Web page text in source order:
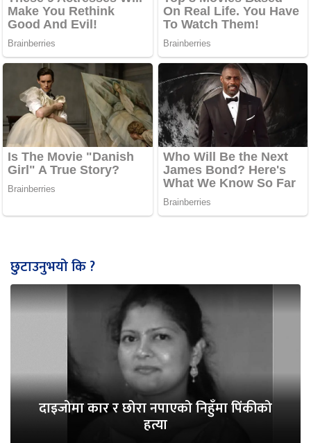
छुटाउनुभयो कि ?
दाइजोमा कार र छोरा नपाएको निहुँमा पिंकीको
हत्या